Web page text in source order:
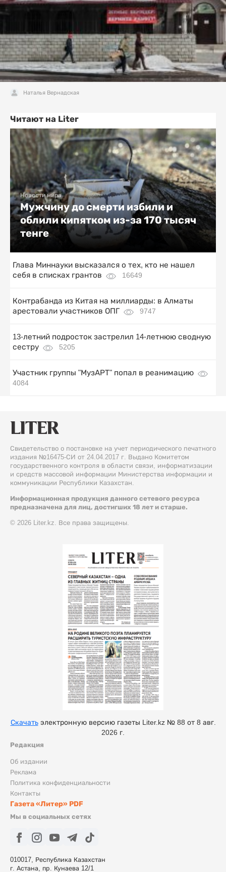
Наталья Вернадская
Читают на Liter
Новости мира
Мужчину до смерти избили и
облили кипятком из-за 170 тысяч
тенге
Глава Миннауки высказался о тех, кто не нашел
себя в списках грантов
16649
Контрабанда из Китая на миллиарды: в Алматы
арестовали участников ОПГ
9747
13-летний подросток застрелил 14-летнюю сводную
сестру
5205
Участник группы "МузАРТ" попал в реанимацию
4084
Свидетельство о постановке на учет периодического печатного
издания №16475-СИ от 24.04.2017 г. Выдано Комитетом
государственного контроля в области связи, информатизации
и средств массовой информации Министерства информации и
коммуникации Республики Казахстан.
Информационная продукция данного сетевого ресурса
предназначена для лиц, достигших 18 лет и старше.
© 2026 Liter.kz. Все права защищены.
Редакция
Об издании
Реклама
Политика конфиденциальности
Контакты
Газета «Литер» PDF
Мы в социальных сетях
010017, Республика Казахстан
г. Астана, пр. Кунаева 12/1
Скачатьэлектронную версию газеты Liter.kz № 88 от 8 авг.
2026 г.